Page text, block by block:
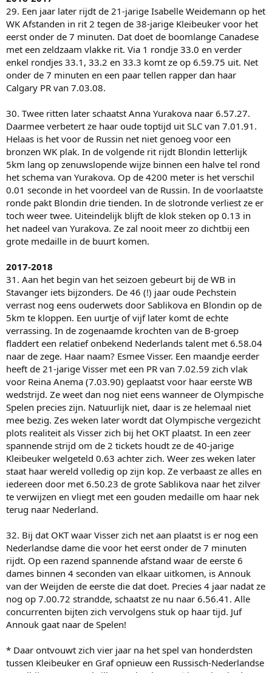
29. Een jaar later rijdt de 21-jarige Isabelle Weidemann op het
WK Afstanden in rit 2 tegen de 38-jarige Kleibeuker voor het
eerst onder de 7 minuten. Dat doet de boomlange Canadese
met een zeldzaam vlakke rit. Via 1 rondje 33.0 en verder
enkel rondjes 33.1, 33.2 en 33.3 komt ze op 6.59.75 uit. Net
onder de 7 minuten en een paar tellen rapper dan haar
Calgary PR van 7.03.08.
30. Twee ritten later schaatst Anna Yurakova naar 6.57.27.
Daarmee verbetert ze haar oude toptijd uit SLC van 7.01.91.
Helaas is het voor de Russin net niet genoeg voor een
bronzen WK plak. In de volgende rit rijdt Blondin letterlijk
5km lang op zenuwslopende wijze binnen een halve tel rond
het schema van Yurakova. Op de 4200 meter is het verschil
0.01 seconde in het voordeel van de Russin. In de voorlaatste
ronde pakt Blondin drie tienden. In de slotronde verliest ze er
toch weer twee. Uiteindelijk blijft de klok steken op 0.13 in
het nadeel van Yurakova. Ze zal nooit meer zo dichtbij een
grote medaille in de buurt komen.
2017-2018
31. Aan het begin van het seizoen gebeurt bij de WB in
Stavanger iets bijzonders. De 46 (!) jaar oude Pechstein
verrast nog eens ouderwets door Sablikova en Blondin op de
5km te kloppen. Een uurtje of vijf later komt de echte
verrassing. In de zogenaamde krochten van de B-groep
fladdert een relatief onbekend Nederlands talent met 6.58.04
naar de zege. Haar naam? Esmee Visser. Een maandje eerder
heeft de 21-jarige Visser met een PR van 7.02.59 zich vlak
voor Reina Anema (7.03.90) geplaatst voor haar eerste WB
wedstrijd. Ze weet dan nog niet eens wanneer de Olympische
Spelen precies zijn. Natuurlijk niet, daar is ze helemaal niet
mee bezig. Zes weken later wordt dat Olympische vergezicht
plots realiteit als Visser zich bij het OKT plaatst. In een zeer
spannende strijd om de 2 tickets houdt ze de 40-jarige
Kleibeuker welgeteld 0.63 achter zich. Weer zes weken later
staat haar wereld volledig op zijn kop. Ze verbaast ze alles en
iedereen door met 6.50.23 de grote Sablikova naar het zilver
te verwijzen en vliegt met een gouden medaille om haar nek
terug naar Nederland.
32. Bij dat OKT waar Visser zich net aan plaatst is er nog een
Nederlandse dame die voor het eerst onder de 7 minuten
rijdt. Op een razend spannende afstand waar de eerste 6
dames binnen 4 seconden van elkaar uitkomen, is Annouk
van der Weijden de eerste die dat doet. Precies 4 jaar nadat ze
nog op 7.00.72 strandde, schaatst ze nu naar 6.56.41. Alle
concurrenten bijten zich vervolgens stuk op haar tijd. Juf
Annouk gaat naar de Spelen!
* Daar ontvouwt zich vier jaar na het spel van honderdsten
tussen Kleibeuker en Graf opnieuw een Russisch-Nederlandse